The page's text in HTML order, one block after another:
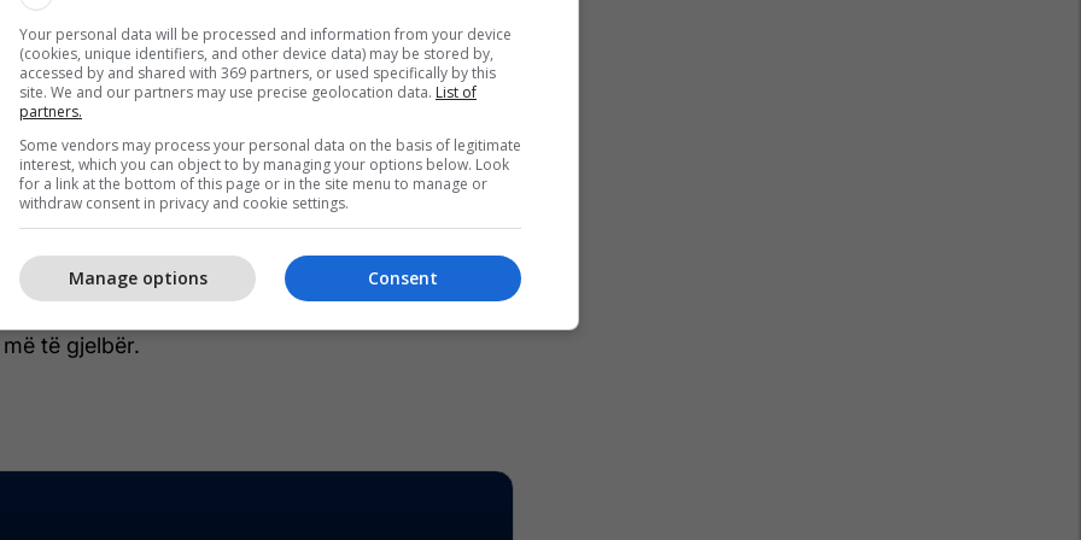
me projekte strategjike në vlerë prej qindra
investime përfshijnë modernizimin e njësive B1
B, avancimin e procedurave për fillimin e
dhe modernizimit të thellë të njësisë A3 në
zhvillimin e projektit të parkut solar me
MW”, thuhet në njioftim.
KEK thekson se synon të rrisë
të forcojë sigurinë energjetike të Kosovës
të qëndrueshme për një të ardhme energjetike
të gjelbër.
Your personal data will be processed and information from your device
(cookies, unique identifiers, and other device data) may be stored by,
accessed by and shared with 369 partners, or used specifically by this
site. We and our partners may use precise geolocation data. List of
partners.
Some vendors may process your personal data on the basis of legitimate
interest, which you can object to by managing your options below. Look
for a link at the bottom of this page or in the site menu to manage or
withdraw consent in privacy and cookie settings.
Consent
Manage options